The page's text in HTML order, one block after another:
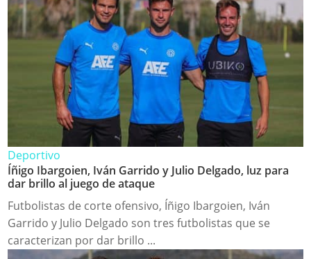
Deportivo
Íñigo Ibargoien, Iván Garrido y Julio Delgado, luz para
dar brillo al juego de ataque
Futbolistas de corte ofensivo, Íñigo Ibargoien, Iván
Garrido y Julio Delgado son tres futbolistas que se
caracterizan por dar brillo ...